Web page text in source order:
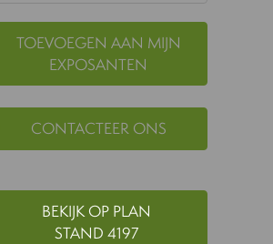
TOEVOEGEN AAN MIJN
EXPOSANTEN
CONTACTEER ONS
BEKIJK OP PLAN
STAND 4197